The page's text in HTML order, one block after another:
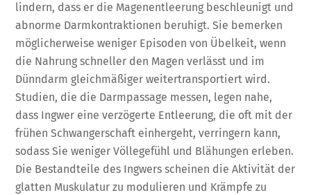
lindern, dass er die Magenentleerung beschleunigt und
abnorme Darmkontraktionen beruhigt. Sie bemerken
möglicherweise weniger Episoden von Übelkeit, wenn
die Nahrung schneller den Magen verlässt und im
Dünndarm gleichmäßiger weitertransportiert wird.
Studien, die die Darmpassage messen, legen nahe,
dass Ingwer eine verzögerte Entleerung, die oft mit der
frühen Schwangerschaft einhergeht, verringern kann,
sodass Sie weniger Völlegefühl und Blähungen erleben.
Die Bestandteile des Ingwers scheinen die Aktivität der
glatten Muskulatur zu modulieren und Krämpfe zu